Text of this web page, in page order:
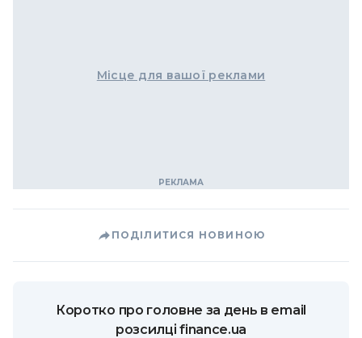
Місце для вашої реклами
ПОДІЛИТИСЯ НОВИНОЮ
Коротко про головне за день в email
розсилці finance.ua